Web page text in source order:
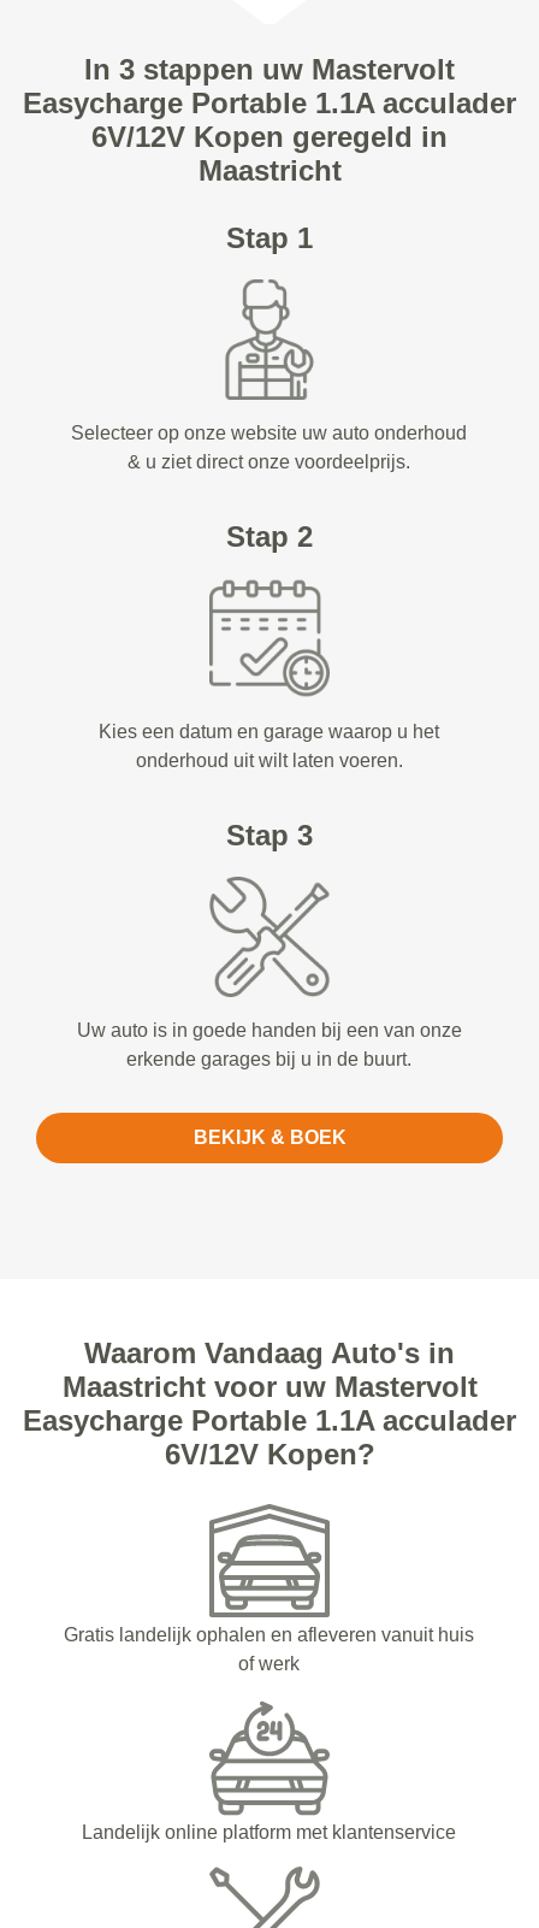
In 3 stappen uw Mastervolt
Easycharge Portable 1.1A acculader
6V/12V Kopen geregeld in
Maastricht
Stap 1
Selecteer op onze website uw auto onderhoud
& u ziet direct onze voordeelprijs.
Stap 2
Kies een datum en garage waarop u het
onderhoud uit wilt laten voeren.
Stap 3
Uw auto is in goede handen bij een van onze
erkende garages bij u in de buurt.
BEKIJK & BOEK
Waarom Vandaag Auto's in
Maastricht voor uw Mastervolt
Easycharge Portable 1.1A acculader
6V/12V Kopen?
Gratis landelijk ophalen en afleveren vanuit huis
of werk
Landelijk online platform met klantenservice